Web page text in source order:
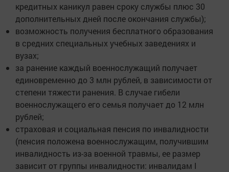
кредитных каникул равен сроку службы плюс 30
дополнительных дней после окончания службы);
возможность получения бесплатного образования
в средних специальных учебных заведениях и
вузах;
за ранение каждый военнослужащий получает
единовременно до 3 млн рублей, в зависимости от
степени тяжести ранения. В случае гибели
военнослужащего его семья получает до 12 млн
рублей;
страховая и социальная пенсия по инвалидности
(пенсия положена военнослужащим, получившим
инвалидность из-за военной травмы, ее размер
зависит от группы инвалидности: инвалидам I